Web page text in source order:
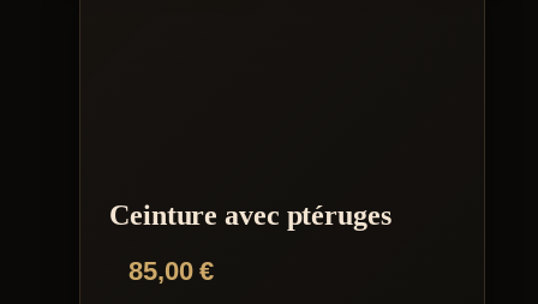
pageCeinture avec ptéruges
85,00€